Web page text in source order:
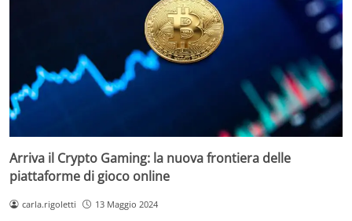
Arriva il Crypto Gaming: la nuova frontiera delle
piattaforme di gioco online
carla.rigoletti 13 Maggio 2024